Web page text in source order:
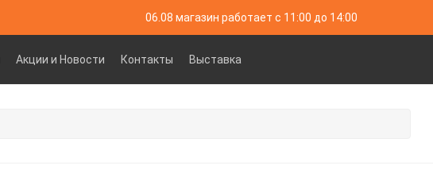
06.08 магазин работает с 11:00 до 14:00
Акции и Новости Контакты Выставка